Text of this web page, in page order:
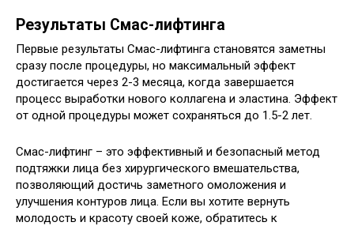
Результаты Смас-лифтинга
Первые результаты Смас-лифтинга становятся заметны
сразу после процедуры, но максимальный эффект
достигается через 2-3 месяца, когда завершается
процесс выработки нового коллагена и эластина. Эффект
от одной процедуры может сохраняться до 1.5-2 лет.
Смас-лифтинг – это эффективный и безопасный метод
подтяжки лица без хирургического вмешательства,
позволяющий достичь заметного омоложения и
улучшения контуров лица. Если вы хотите вернуть
молодость и красоту своей коже, обратитесь к